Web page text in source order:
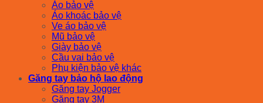
Áo bảo vệ
Áo khoác bảo vệ
Ve áo bảo vệ
Mũ bảo vệ
Giày bảo vệ
Cầu vai bảo vệ
Phụ kiện bảo vệ khác
Găng tay bảo hộ lao động
Găng tay Jogger
Găng tay 3M